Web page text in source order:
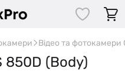
Відео та фотокамери
850D (Body)